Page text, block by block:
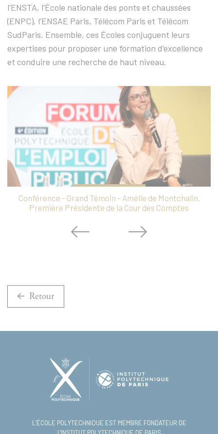
l’ENSTA, l’École nationale des ponts et chaussées
(ENPC), l’ENSAE Paris, Télécom Paris et Télécom
SudParis. Ensemble, ces Écoles conjuguent leurs
expertises pour proposer une formation d’excellence
et conduire une recherche de haut niveau.
Conférence - Grand Témoin - Amélie de Montchalin,
Première Présidente de la Cour des Comptes
Retour
L’ÉCOLE POLYTECHNIQUE EST MEMBRE FONDATEUR DE